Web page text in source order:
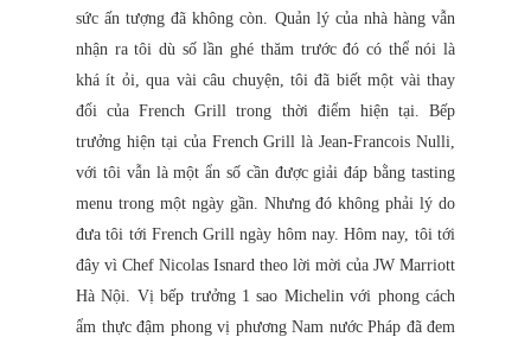
sức ấn tượng đã không còn. Quản lý của nhà hàng vẫn
nhận ra tôi dù số lần ghé thăm trước đó có thể nói là
khá ít ỏi, qua vài câu chuyện, tôi đã biết một vài thay
đổi của French Grill trong thời điểm hiện tại. Bếp
trưởng hiện tại của French Grill là Jean-Francois Nulli,
với tôi vẫn là một ẩn số cần được giải đáp bằng tasting
menu trong một ngày gần. Nhưng đó không phải lý do
đưa tôi tới French Grill ngày hôm nay. Hôm nay, tôi tới
đây vì Chef Nicolas Isnard theo lời mời của JW Marriott
Hà Nội. Vị bếp trưởng 1 sao Michelin với phong cách
ẩm thực đậm phong vị phương Nam nước Pháp đã đem